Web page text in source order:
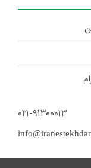
۰۲۱-۹۱۳۰۰۰۱۳